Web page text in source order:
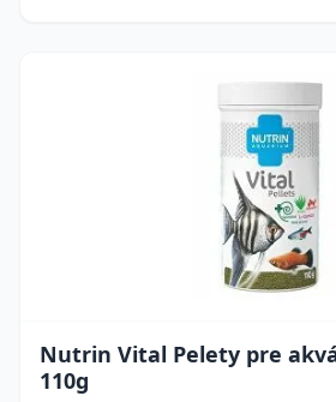
Nutrin Vital Pelety pre
110g